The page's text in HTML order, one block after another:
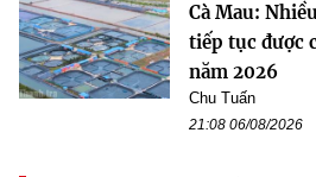
Cà Mau:
tiếp tục được
năm 2026
Chu Tuấn
21:08 06/08/2026